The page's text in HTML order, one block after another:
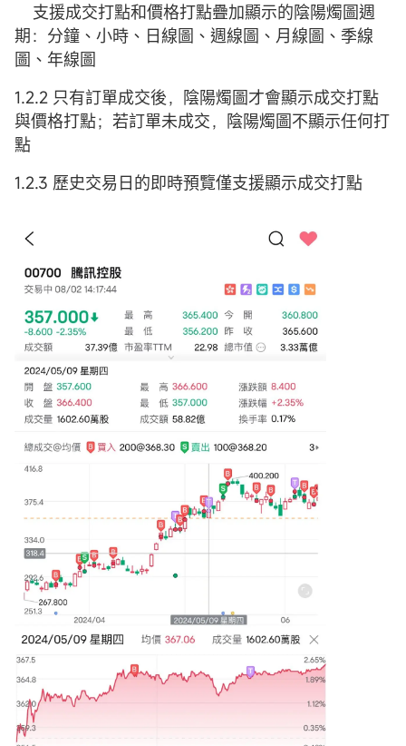
支援成交打點和價格打點疊加顯示的陰陽燭圖週
期：分鐘、小時、日線圖、週線圖、月線圖、季線
圖、年線圖
1.2.2 只有訂單成交後，陰陽燭圖才會顯示成交打點
與價格打點；若訂單未成交，陰陽燭圖不顯示任何打
點
1.2.3 歷史交易日的即時預覽僅支援顯示成交打點